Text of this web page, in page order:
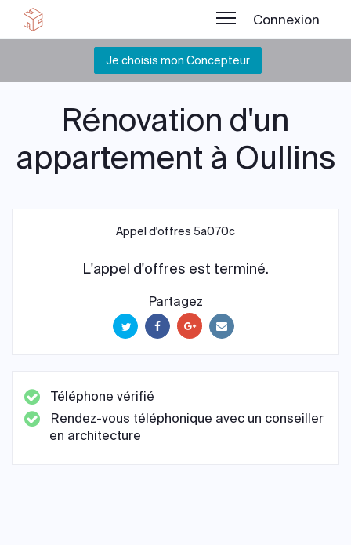
Connexion
Je choisis mon Concepteur
Rénovation d'un
appartement à Oullins
Appel d'offres 5a070c
L'appel d'offres est terminé.
Partagez
Téléphone vérifié
Rendez-vous téléphonique avec un conseiller
en architecture